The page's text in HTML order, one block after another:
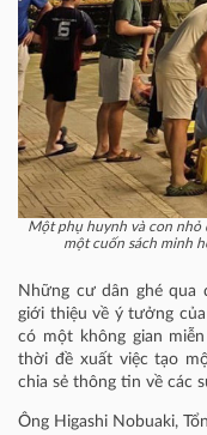
Một phụ huynh và con nhỏ
một cuốn sách minh
Những cư dân ghé
giới thiệu về ý tưởng
có một không gian
thời đề xuất việc tạo
chia sẻ thông tin về các
Ông Higashi Nobuaki,